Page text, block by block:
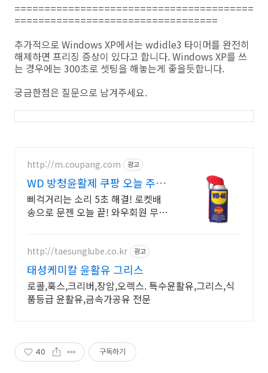
========================================
==================================
추가적으로 Windows XP에서는 wdidle3 타이머를 완전히
해제하면 프리징 증상이 있다고 합니다. Windows XP를 쓰
는 경우에는 300초로 셋팅을 해놓는게 좋을듯합니다.
궁금한점은 질문으로 남겨주세요.
http://m.coupang.com 광고
WD 방청윤활제 쿠팡 오늘 주문
내일 도착
삐걱거리는 소리 5초 해결! 로켓배
송으로 문젠 오늘 끝! 와우회원 무료
http://taesunglube.co.kr 광고
태성케미칼 윤활유 그리스
로콜,훅스,크리버,장암,오렉스. 특수윤활유,그리스,식
품등급 윤활유,금속가공유 전문
40 구독하기